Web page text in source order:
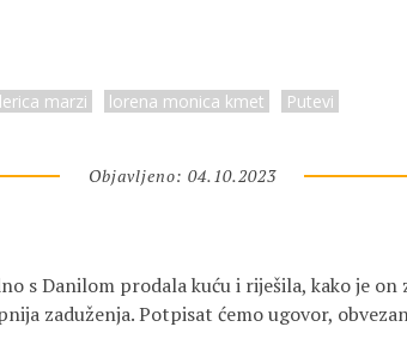
marzi lorena monica kmet Putevi
Objavljeno: 04.10.2023
s Danilom prodala kuću i riješila, kako je
zaduženja. Potpisat ćemo ugovor,